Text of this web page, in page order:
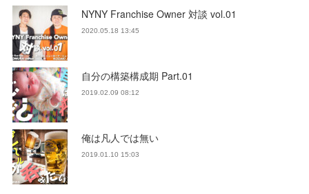
NYNY Franchise Owner 対談 vol.01
2020.05.18 13:45
自分の構築構成期 Part.01
2019.02.09 08:12
俺は凡人では無い
2019.01.10 15:03